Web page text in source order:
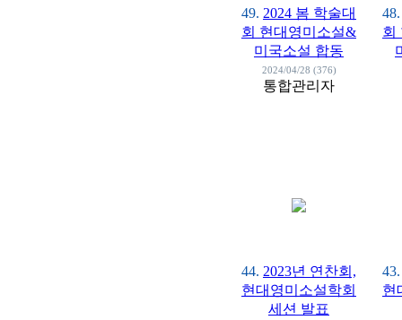
49. 2024 봄 학술대
회 현대영미소설&
미국소설 합동
2024/04/28 (376)
통합관리자
48.
회
44. 2023년 연찬회,
현대영미소설학회
세션 발표
43.
현